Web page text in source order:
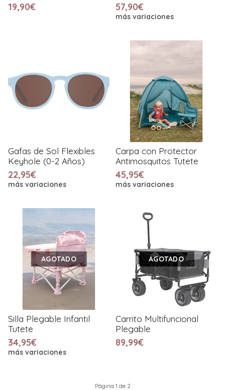
19,90€ 57,90€
más variaciones
Gafas de Sol Flexibles
Keyhole (0-2 Años)
22,95€
más variaciones
Carpa con Protector
Antimosquitos Tutete
45,95€
más variaciones
AGOTADO
Silla Plegable Infantil
Tutete
34,95€
más variaciones
AGOTADO
Carrito Multifuncional
Plegable
89,99€
Página 1 de 2